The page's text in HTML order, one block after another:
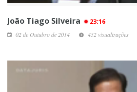
João Tiago Silveira 23:16
02 de Outubro de 2014 452 visualizações